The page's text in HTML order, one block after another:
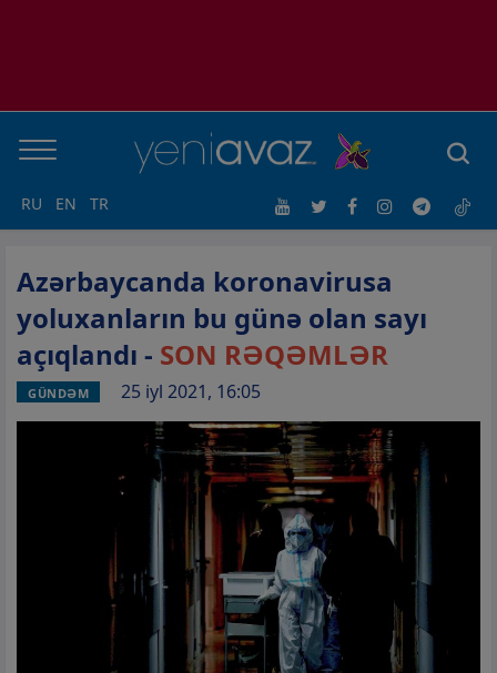
RU EN TR
Azərbaycanda koronavirusa
yoluxanların bu günə olan sayı
açıqlandı - SON RƏQƏMLƏR
GÜNDƏM 25 iyl 2021, 16:05